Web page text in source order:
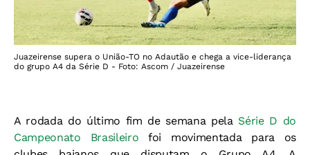
Juazeirense supera o União-TO no Adautão e chega a vice-liderança
do grupo A4 da Série D - Foto: Ascom / Juazeirense
A rodada do último fim de semana pelaSérie D do
Campeonato Brasileiro foi movimentada para os